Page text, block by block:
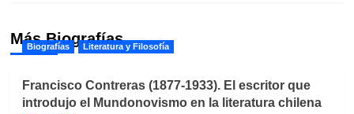
Más Biografías
Biografías Literatura y Filosofía
Francisco Contreras (1877-1933). El escritor que
introdujo el Mundonovismo en la literatura chilena